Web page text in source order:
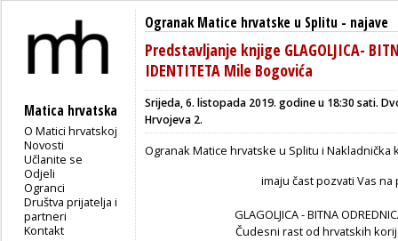
Matica hrvatska
O Matici hrvatskoj
Novosti
Učlanite se
Odjeli
Ogranci
Društva prijatelja i
partneri
Kontakt
Ogranak Matice hrvatske u Splitu - najave
Predstavljanje knjige GLAGOLJICA-
IDENTITETA Mile Bogovića
Srijeda, 6. listopada 2019. godine u 18:30 sati.
Hrvojeva 2.
Ogranak Matice hrvatske u Splitu i Nakladnička
imaju čast pozvati Vas
GLAGOLJICA - BITNA
Čudesni rast od hrvatskih